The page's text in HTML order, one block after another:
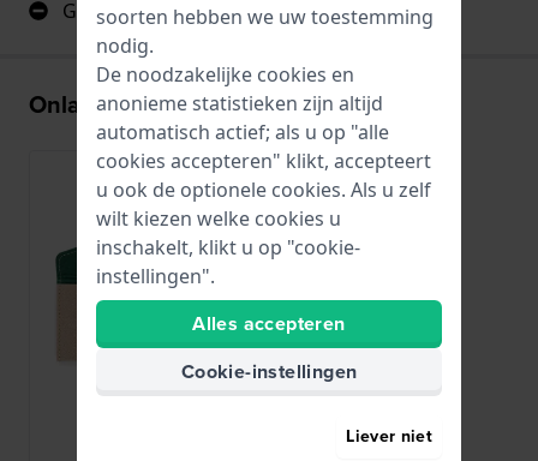
Geen klachten over de riem
Onlangs bekeken
soorten hebben we uw toestemming
nodig.
De noodzakelijke cookies en
anonieme statistieken zijn altijd
automatisch actief; als u op "alle
cookies accepteren" klikt, accepteert
u ook de optionele cookies. Als u zelf
wilt kiezen welke cookies u
inschakelt, klikt u op "cookie-
instellingen".
Alles accepteren
Cookie-instellingen
Liever niet